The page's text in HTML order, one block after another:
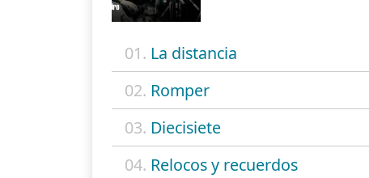
01. La distancia
02. Romper
03. Diecisiete
04. Relocos y recuerdos